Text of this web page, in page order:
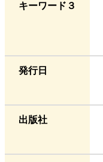
キーワード３
発行日
出版社